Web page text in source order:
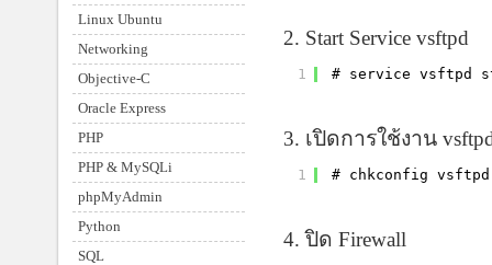
Linux Ubuntu
Networking
Objective-C
Oracle Express
PHP
PHP & MySQLi
phpMyAdmin
Python
SQL
2. Start Service vsftpd
1 # service vsftpd
3. เปิดการใช้งาน
1 # chkconfig vsftpd
4. ปิด Firewall